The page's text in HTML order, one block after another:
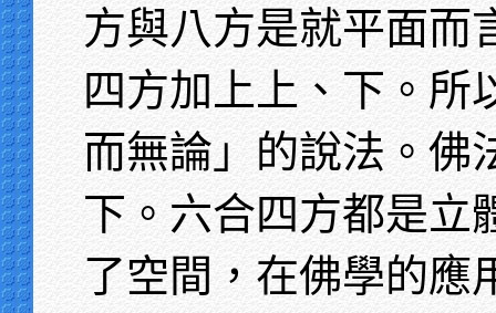
方與八方是就平面而
四方加上上、下。所
而無論」的說法。佛
下。六合四方都是立
了空間，在佛學的應